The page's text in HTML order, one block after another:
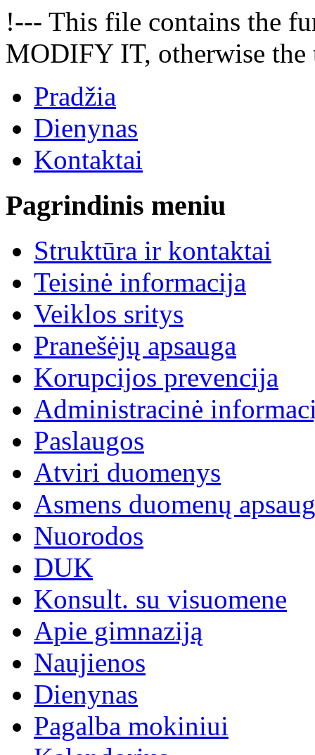
!--- This file contains the
MODIFY IT, otherwise
Pradžia
Dienynas
Kontaktai
Pagrindinis meniu
Struktūra ir kontaktai
Teisinė informacija
Veiklos sritys
Pranešėjų apsauga
Korupcijos prevencija
Administracinė
Paslaugos
Atviri duomenys
Asmens duomenų
Nuorodos
DUK
Konsult. su visuomene
Apie gimnaziją
Naujienos
Dienynas
Pagalba mokiniui